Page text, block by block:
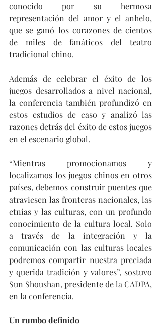
conocido por su hermosa
representación del amor y el anhelo,
que se ganó los corazones de cientos
de miles de fanáticos del teatro
tradicional chino.
Además de celebrar el éxito de los
juegos desarrollados a nivel nacional,
la conferencia también profundizó en
estos estudios de caso y analizó las
razones detrás del éxito de estos juegos
en el escenario global.
“Mientras promocionamos y
localizamos los juegos chinos en otros
países, debemos construir puentes que
atraviesen las fronteras nacionales, las
etnias y las culturas, con un profundo
conocimiento de la cultura local. Solo
a través de la integración y la
comunicación con las culturas locales
podremos compartir nuestra preciada
y querida tradición y valores”, sostuvo
Sun Shoushan, presidente de la CADPA,
en la conferencia.
Un rumbo definido